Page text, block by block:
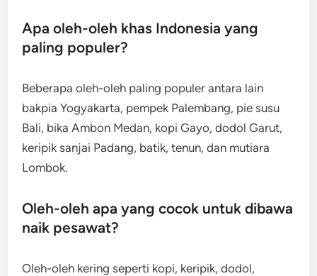
Apa oleh-oleh khas Indonesia yang
paling populer?
Beberapa oleh-oleh paling populer antara lain
bakpia Yogyakarta, pempek Palembang, pie susu
Bali, bika Ambon Medan, kopi Gayo, dodol Garut,
keripik sanjai Padang, batik, tenun, dan mutiara
Lombok.
Oleh-oleh apa yang cocok untuk dibawa
naik pesawat?
Oleh-oleh kering seperti kopi, keripik, dodol,